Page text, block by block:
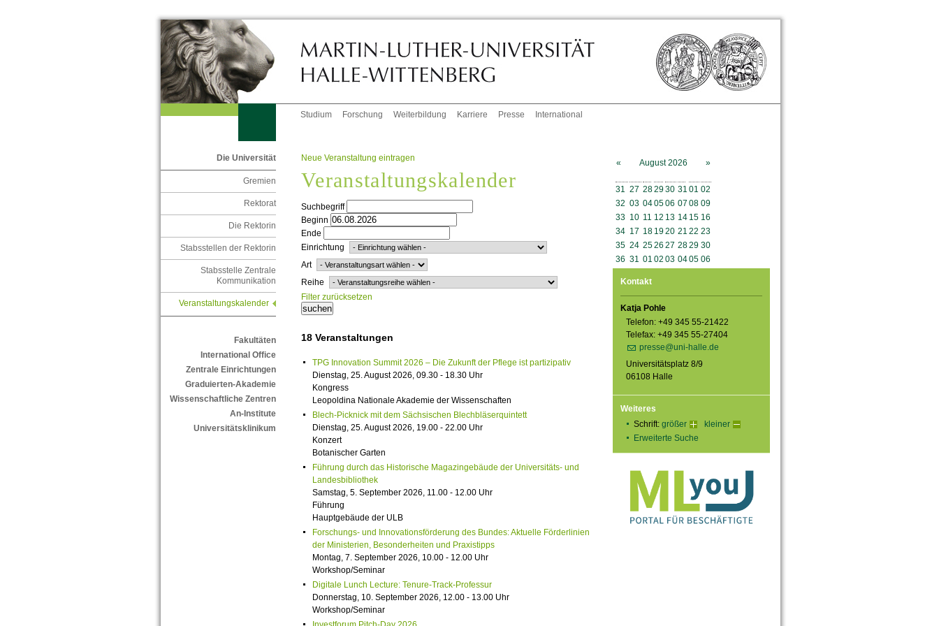
Studium Forschung Weiterbildung Karriere Presse International
Die Universität
Gremien
Rektorat
Die Rektorin
Stabsstellen der Rektorin
Stabsstelle Zentrale
Kommunikation
Veranstaltungskalender
Fakultäten
International Office
Zentrale Einrichtungen
Graduierten-Akademie
Wissenschaftliche Zentren
An-Institute
Universitätsklinikum
« August 2026
»
31 27 282930 31 01 02
32 03 040506 07 08 09
33 10 11 12 13 14 15 16
34 17 18 1920 21 22 23
35 24 2526 27 2829 30
36 31 01 02 03 0405 06
Kontakt
Katja Pohle
Telefon: +49 345 55-21422
Telefax: +49 345 55-27404
presse@uni-halle.de
Universitätsplatz 8/9
06108 Halle
Weiteres
Schrift: größer
kleiner
Erweiterte Suche
Neue Veranstaltung eintragen
Veranstaltungskalender
Suchbegriff
Beginn
Ende
Einrichtung
Art
Reihe
Filter zurücksetzen
18 Veranstaltungen
TPG Innovation Summit 2026 – Die Zukunft der Pflege ist partizipativ
Dienstag, 25. August 2026, 09.30 - 18.30 Uhr
Kongress
Leopoldina Nationale Akademie der Wissenschaften
Blech-Picknick mit dem Sächsischen Blechbläserquintett
Dienstag, 25. August 2026, 19.00 - 22.00 Uhr
Konzert
Botanischer Garten
Führung durch das Historische Magazingebäude der Universitäts- und
Landesbibliothek
Samstag, 5. September 2026, 11.00 - 12.00 Uhr
Führung
Hauptgebäude der ULB
Forschungs- und Innovationsförderung des Bundes: Aktuelle Förderlinien
der Ministerien, Besonderheiten und Praxistipps
Montag, 7. September 2026, 10.00 - 12.00 Uhr
Workshop/Seminar
Digitale Lunch Lecture: Tenure-Track-Professur
Donnerstag, 10. September 2026, 12.00 - 13.00 Uhr
Workshop/Seminar